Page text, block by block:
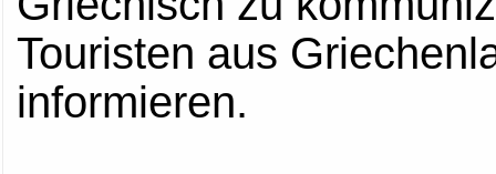
Touristen aus
informieren.